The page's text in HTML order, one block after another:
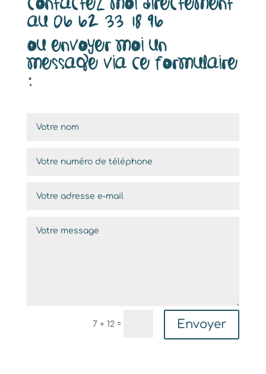
au 06 62 33 18 96
ou envoyer moi un
message via ce formulaire
:
7 + 12 = Envoyer